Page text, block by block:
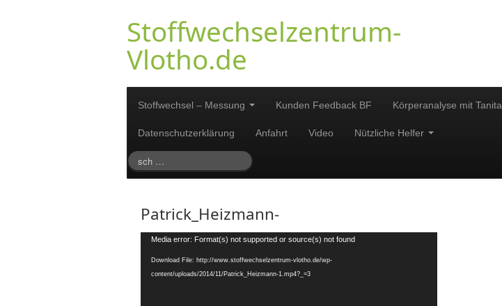
Stoffwechselzentrum-
Vlotho.de
Stoffwechsel – Messung Kunden Feedback BF Körperanalyse mit Tanita
Datenschutzerklärung Anfahrt Video Nützliche Helfer
Patrick_Heizmann-
Video-
Media error: Format(s) not supported or source(s) not found
Download File: http://www.stoffwechselzentrum-vlotho.de/wp-
content/uploads/2014/11/Patrick_Heizmann-1.mp4?_=3